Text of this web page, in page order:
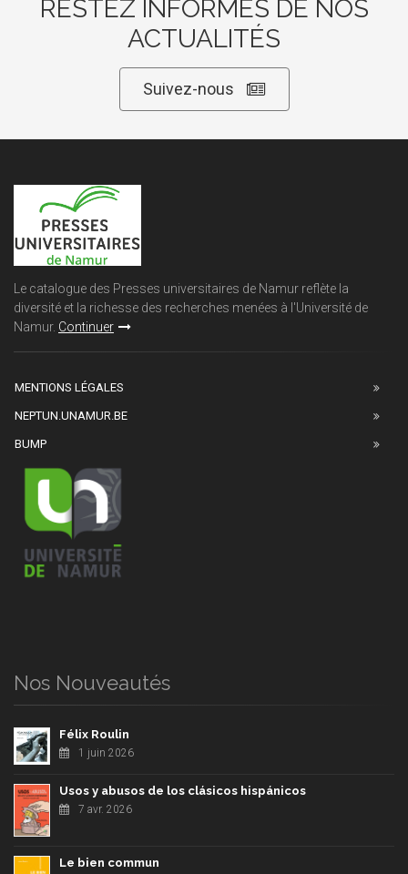
RESTEZ INFORMÉS DE NOS
ACTUALITÉS
Suivez-nous
Le catalogue des Presses universitaires de Namur reflète la
diversité et la richesse des recherches menées à l'Université de
Namur. Continuer
MENTIONS LÉGALES
NEPTUN.UNAMUR.BE
BUMP
Nos Nouveautés
Félix Roulin
1 juin 2026
Usos y abusos de los clásicos hispánicos
7 avr. 2026
Le bien commun